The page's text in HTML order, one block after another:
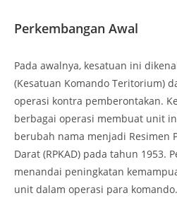
Perkembangan Awal
Pada awalnya, kesatuan ini
(Kesatuan Komando Teritorium)
operasi kontra pemberontakan.
berbagai operasi membuat unit
berubah nama menjadi Resimen
Darat (RPKAD) pada tahun 1953.
menandai peningkatan
unit dalam operasi para komando.